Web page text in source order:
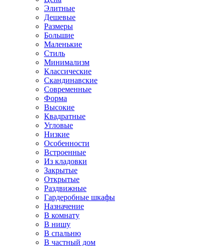
Элитные
Дешевые
Размеры
Большие
Маленькие
Стиль
Минимализм
Классические
Скандинавские
Современные
Форма
Высокие
Квадратные
Угловые
Низкие
Особенности
Встроенные
Из кладовки
Закрытые
Открытые
Раздвижные
Гардеробные шкафы
Назначение
В комнату
В нишу
В спальню
В частный дом